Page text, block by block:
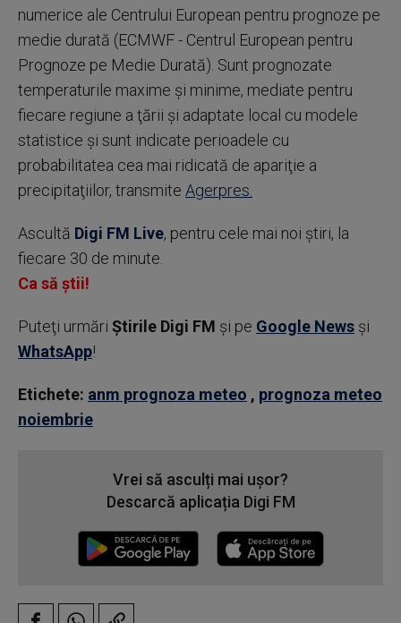
numerice ale Centrului European pentru prognoze pe
medie durată (ECMWF - Centrul European pentru
Prognoze pe Medie Durată). Sunt prognozate
temperaturile maxime şi minime, mediate pentru
fiecare regiune a ţării şi adaptate local cu modele
statistice şi sunt indicate perioadele cu
probabilitatea cea mai ridicată de apariţie a
precipitaţiilor, transmite Agerpres.
Ascultă Digi FM Live, pentru cele mai noi știri, la
fiecare 30 de minute.
Ca să știi!
Puteţi urmări Știrile Digi FM şi pe Google News şi
WhatsApp!
Etichete: anm prognoza meteo , prognoza meteo
noiembrie
Vrei să asculți mai ușor?
Descarcă aplicația Digi FM